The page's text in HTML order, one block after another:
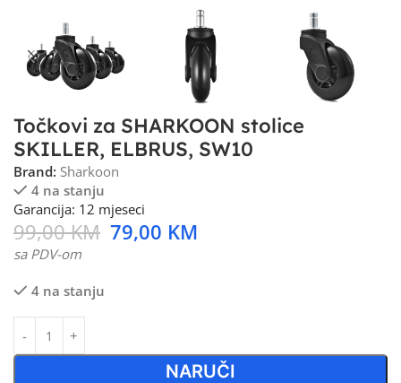
Točkovi za SHARKOON stolice
SKILLER, ELBRUS, SW10
Brand: Sharkoon
4 na stanju
Garancija: 12 mjeseci
99,00KM 79,00 KM
sa PDV-om
4 na stanju
NARUČI